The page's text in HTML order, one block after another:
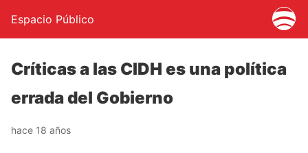
Espacio Público
Críticas a las CIDH es una política
errada del Gobierno
hace 18 años